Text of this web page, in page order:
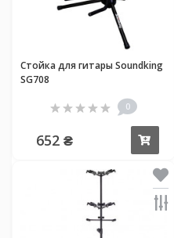
Стойка для гитары Soundking
SG708
0
652 ₴